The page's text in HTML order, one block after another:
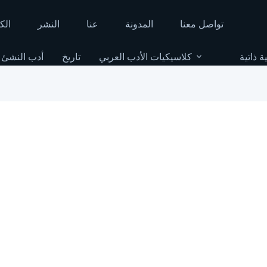
النشر عنا المدونة تواصل معنا
أدب النشئ تاريخ كلاسيكيات الأدب العربي ذاتية